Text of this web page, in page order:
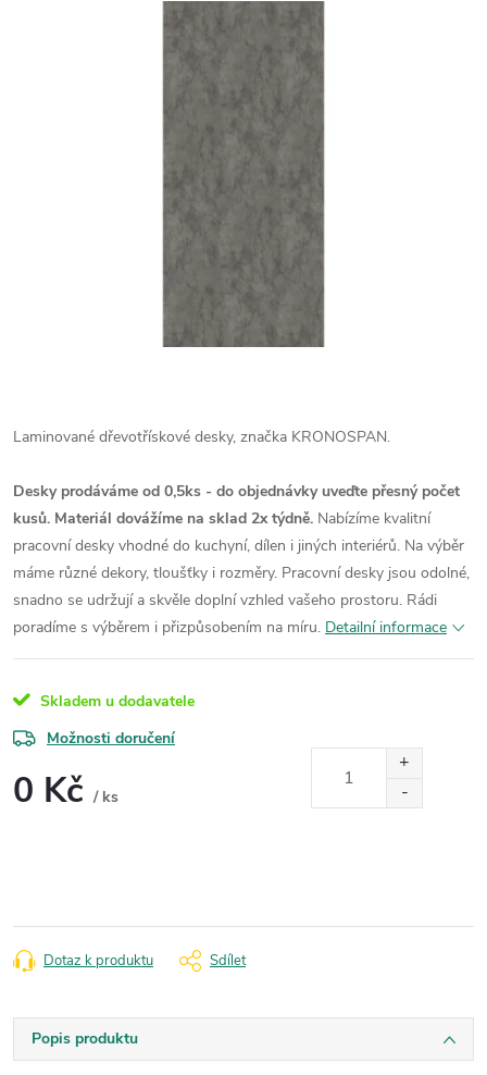
Laminované dřevotřískové desky, značka KRONOSPAN.
Desky prodáváme od 0,5ks - do objednávky uveďte přesný počet
kusů. Materiál dovážíme na sklad 2x týdně. Nabízíme kvalitní
pracovní desky vhodné do kuchyní, dílen i jiných interiérů. Na výběr
máme různé dekory, tloušťky i rozměry. Pracovní desky jsou odolné,
snadno se udržují a skvěle doplní vzhled vašeho prostoru. Rádi
poradíme s výběrem i přizpůsobením na míru. Detailní informace
Skladem u dodavatele
Možnosti doručení
0 Kč / ks
Dotaz k produktu Sdílet
Popis produktu